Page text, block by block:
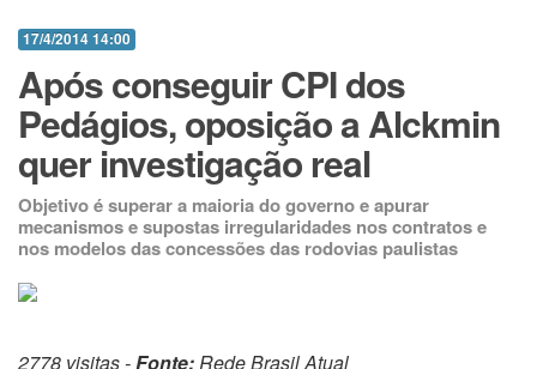
17/4/2014 14:00
Após conseguir CPI dos
Pedágios, oposição a Alckmin
quer investigação real
Objetivo é superar a maioria do governo e apurar
mecanismos e supostas irregularidades nos contratos e
nos modelos das concessões das rodovias paulistas
2778 visitas -Fonte:Rede Brasil Atual